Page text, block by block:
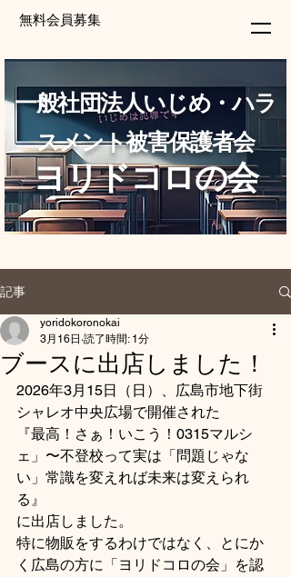
無料会員募集
一般社団法人いじめ・ハラ
スメント被害保護者会
ヨリドコロの会
記事
ブースに出店しました！
yoridokoronokai
3月16日 読了時間: 1分
2026年3月15日（日）、広島市地下街
シャレオ中央広場で開催された
『最高！さぁ！いこう！0315マルシ
ェ」〜不登校って実は「問題じゃな
い」常識を変えれば未来は変えられ
る』
に出店しました。
特に物販をするわけではなく、とにか
く広島の方に「ヨリドコロの会」を認